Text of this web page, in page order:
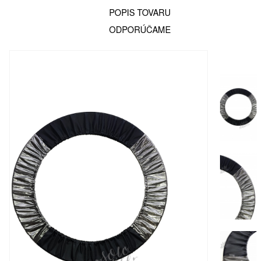
POPIS TOVARU
ODPORÚČAME